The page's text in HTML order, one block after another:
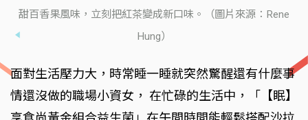
甜百香果風味，立刻把紅茶變成新口味。（圖片來源：Rene
Hung）
面對生活壓力大，時常睡一睡就突然驚醒還有什麼事
情還沒做的職場小資女， 在忙碌的生活中，「【眠】